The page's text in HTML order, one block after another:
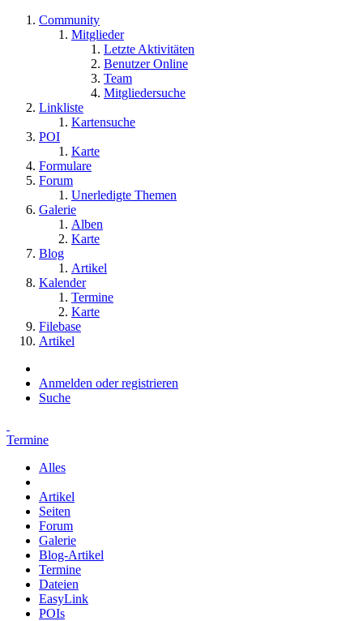
Community
Mitglieder
Letzte Aktivitäten
Benutzer Online
Team
Mitgliedersuche
Linkliste
Kartensuche
POI
Karte
Formulare
Forum
Unerledigte Themen
Galerie
Alben
Karte
Blog
Artikel
Kalender
Termine
Karte
Filebase
Artikel
Anmelden oder registrieren
Suche
Termine
Alles
Artikel
Seiten
Forum
Galerie
Blog-Artikel
Termine
Dateien
EasyLink
POIs